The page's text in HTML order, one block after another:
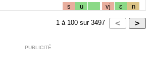
s u vj ɛ n
1 à 100 sur 3497
PUBLICITÉ